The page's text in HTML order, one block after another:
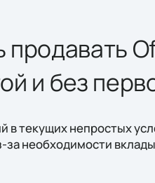
продавать
и без
в текущих непростых
необходимости